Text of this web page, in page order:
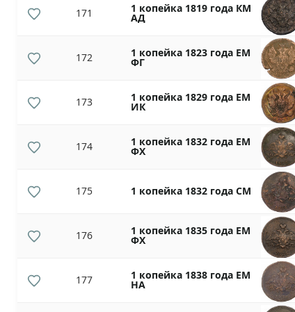
171 1 копейка 1819 года КМ
АД
172 1 копейка 1823 года ЕМ
ФГ
173 1 копейка 1829 года ЕМ
ИК
174 1 копейка 1832 года ЕМ
ФХ
175 1 копейка 1832 года СМ
176 1 копейка 1835 года ЕМ
ФХ
177 1 копейка 1838 года ЕМ
НА